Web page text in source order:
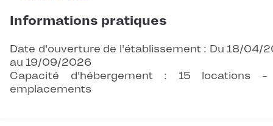
Informations pratiques
Date d'ouverture de l'établissement : Du 18/04/
au 19/09/2026
Capacité d'hébergement : 15 locations
emplacements